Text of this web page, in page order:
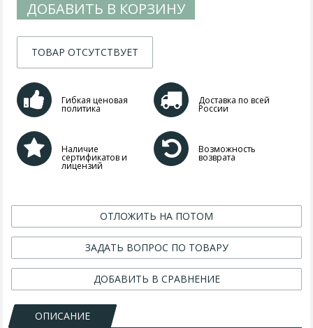
ДОБАВИТЬ В КОРЗИНУ
ТОВАР ОТСУТСТВУЕТ
Гибкая ценовая
политика
Доставка по всей
России
Наличие
сертификатов и
лицензий
Возможность
возврата
ОТЛОЖИТЬ НА ПОТОМ
ЗАДАТЬ ВОПРОС ПО ТОВАРУ
ДОБАВИТЬ В СРАВНЕНИЕ
ОПИСАНИЕ